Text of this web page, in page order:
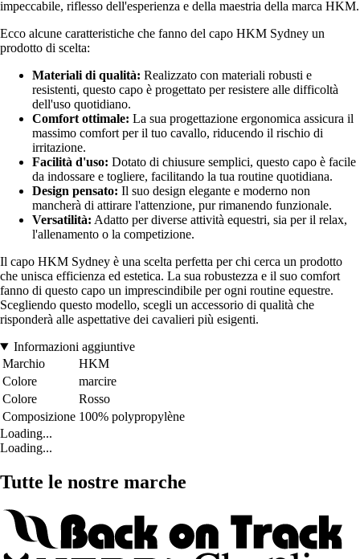
impeccabile, riflesso dell'esperienza e della maestria della marca HKM.
Ecco alcune caratteristiche che fanno del capo HKM Sydney un
prodotto di scelta:
Materiali di qualità: Realizzato con materiali robusti e
resistenti, questo capo è progettato per resistere alle difficoltà
dell'uso quotidiano.
Comfort ottimale: La sua progettazione ergonomica assicura il
massimo comfort per il tuo cavallo, riducendo il rischio di
irritazione.
Facilità d'uso: Dotato di chiusure semplici, questo capo è facile
da indossare e togliere, facilitando la tua routine quotidiana.
Design pensato: Il suo design elegante e moderno non
mancherà di attirare l'attenzione, pur rimanendo funzionale.
Versatilità: Adatto per diverse attività equestri, sia per il relax,
l'allenamento o la competizione.
Il capo HKM Sydney è una scelta perfetta per chi cerca un prodotto
che unisca efficienza ed estetica. La sua robustezza e il suo comfort
fanno di questo capo un imprescindibile per ogni routine equestre.
Scegliendo questo modello, scegli un accessorio di qualità che
risponderà alle aspettative dei cavalieri più esigenti.
Informazioni aggiuntive
Marchio
HKM
Colore
marcire
Colore
Rosso
Composizione 100% polypropylène
Loading...
Loading...
Tutte le nostre marche